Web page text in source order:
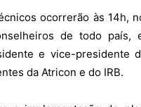
ocorrerão às 14h,
de todo país,
e vice-presidente
da Atricon e do IRB.